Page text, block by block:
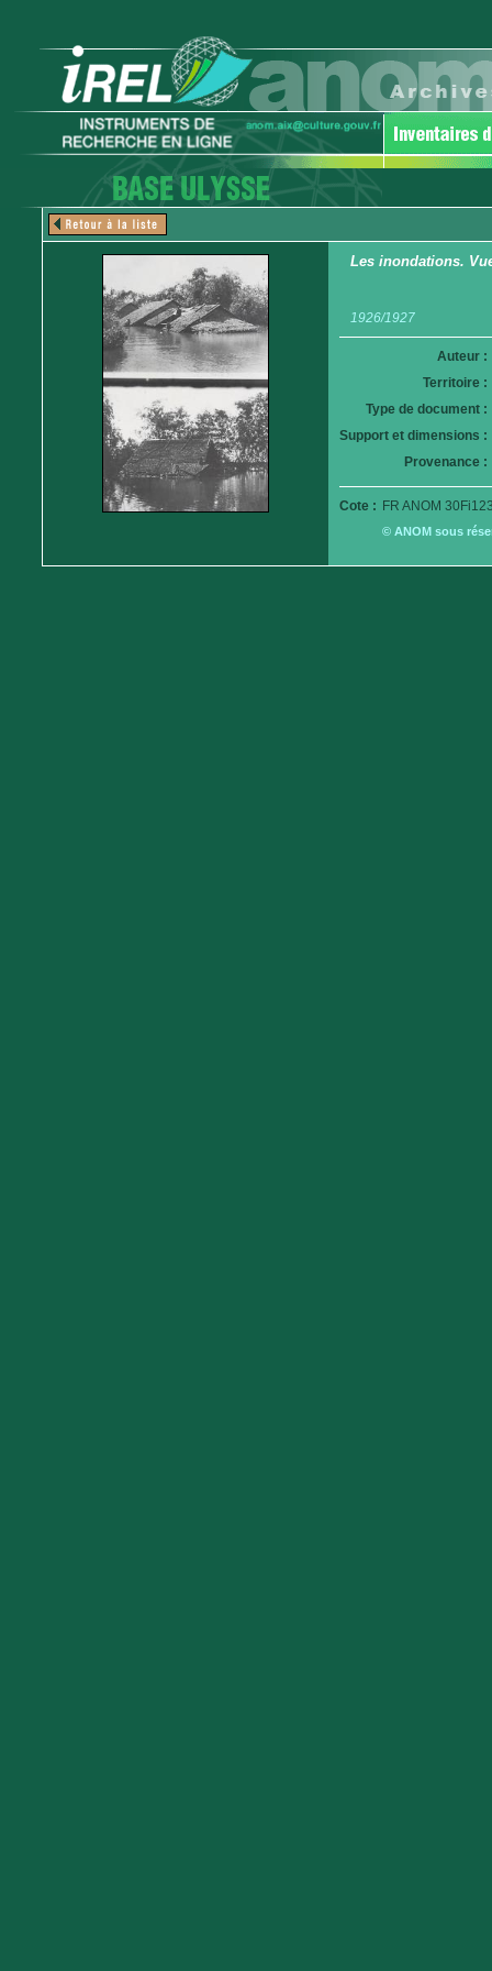
Les inondations.
1926/1927
Auteur :
Territoire :
Type de document :
Support et dimensions :
Provenance :
Cote : FR ANOM
© ANOM sous